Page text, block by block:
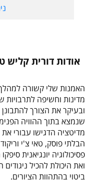
אודות דורית קליש
האמנות שלי קשורה
מדינות וחשיפה לתרבויות
ובעיקר את הצורך
שנמצא בתוך ההוויה
מדיטציה הדגישו עבורי
הבלתי פוסק, טאי צ'י
פסיכולוגיה יונגיאנית
ואת היכולת להכיל
ביטוי בהתהוות הציורים.